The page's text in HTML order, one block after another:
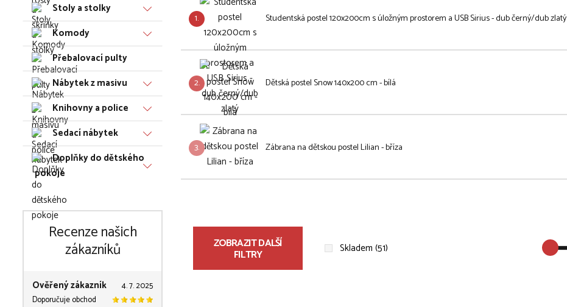
Stoly a stolky
Komody
Přebalovací pulty
Nábytek z masivu
Knihovny a police
Sedací nábytek
Doplňky do dětského
pokoje
Recenze našich
zákazníků
Ověřený zákazník
4. 7. 2025
Doporučuje obchod
1. Studentská postel 120x200cm s úložným prostorem a USB Sirius - dub černý/dub zlatý
2. Dětská postel Snow 140x200 cm - bílá
3. Zábrana na dětskou postel Lilian - bříza
ZOBRAZIT DALŠÍ
FILTRY Skladem (51)